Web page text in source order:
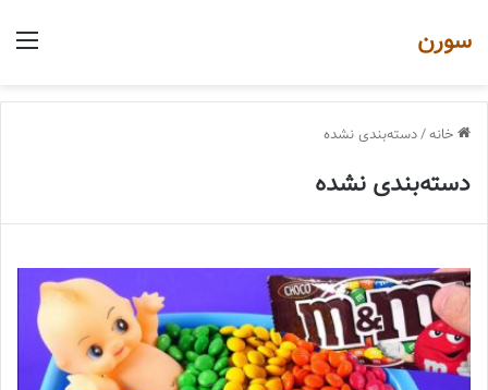
سورن
خانه/دسته‌بندی نشده
دسته‌بندی نشده